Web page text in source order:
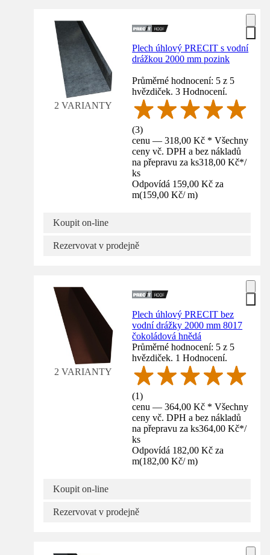
2 VARIANTY
Plech úhlový PRECIT s vodní
drážkou 2000 mm pozink
Průměrné hodnocení: 5 z 5
hvězdiček. 3 Hodnocení.
(3)
cenu — 318,00 Kč * Všechny
ceny vč. DPH a bez nákladů
na přepravu za ks318,00 Kč*/
ks
Odpovídá 159,00 Kč za
m(159,00 Kč/ m)
Koupit on-line
Rezervovat v prodejně
2 VARIANTY
Plech úhlový PRECIT bez
vodní drážky 2000 mm 8017
čokoládová hnědá
Průměrné hodnocení: 5 z 5
hvězdiček. 1 Hodnocení.
(1)
cenu — 364,00 Kč * Všechny
ceny vč. DPH a bez nákladů
na přepravu za ks364,00 Kč*/
ks
Odpovídá 182,00 Kč za
m(182,00 Kč/ m)
Koupit on-line
Rezervovat v prodejně